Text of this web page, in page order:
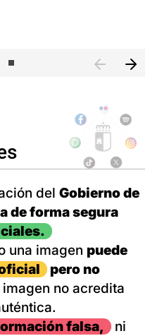
del Gobierno de
de forma segura
una imagen puede
pero no
imagen no acredita
falsa,
ni